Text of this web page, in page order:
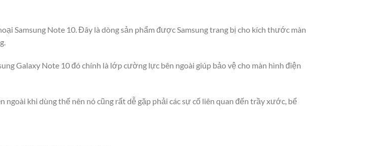
Samsung Note 10. Đây là dòng sản phẩm được Samsung trang bị cho kích thước màn
Galaxy Note 10 đó chính là lớp cường lực bên ngoài giúp bảo vệ cho màn hình điện
khi dùng thế nên nó cũng rất dễ gặp phải các sự cố liên quan đến trầy xước, bể